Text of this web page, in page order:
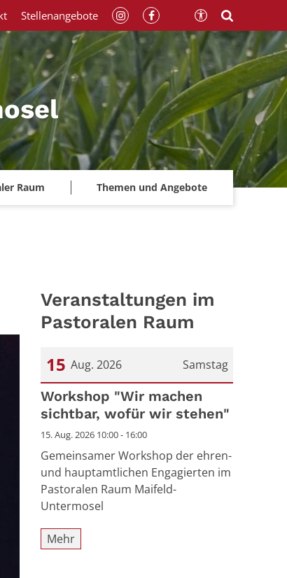
Raum Themen und Angebote
Stellenangebote
Veranstaltungen im
Pastoralen Raum
Samstag
15 Aug. 2026
Datum: 15. August 2026
Workshop "Wir machen
sichtbar, wofür wir stehen"
15. Aug. 2026 10:00 - 16:00
Gemeinsamer Workshop der ehren-
und hauptamtlichen Engagierten im
Pastoralen Raum Maifeld-
Untermosel
Mehr